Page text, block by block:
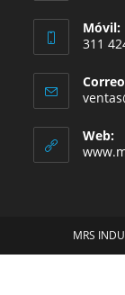
Móvil:
311
Web:
MRS